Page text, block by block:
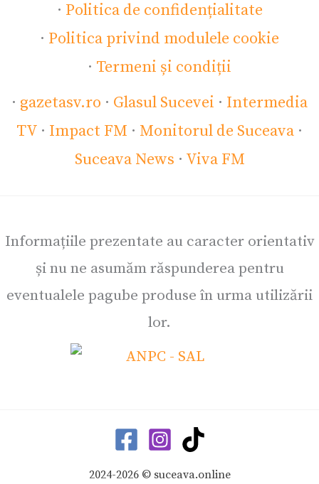
· Politica de confidențialitate
· Politica privind modulele cookie
· Termeni și condiții
· gazetasv.ro · Glasul Sucevei · Intermedia
TV · Impact FM · Monitorul de Suceava ·
Suceava News · Viva FM
Informațiile prezentate au caracter orientativ
și nu ne asumăm răspunderea pentru
eventualele pagube produse în urma utilizării
lor.
2024-2026 © suceava.online